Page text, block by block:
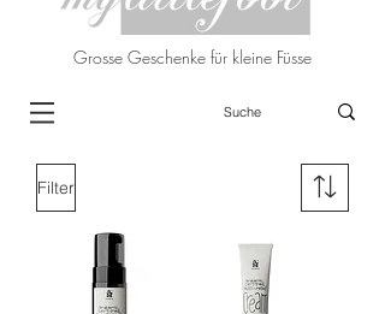
Grosse Geschenke für kleine Füsse
Filter